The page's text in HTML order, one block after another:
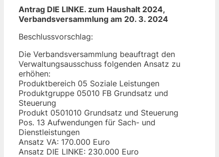
Antrag DIE LINKE. zum Haushalt 2024,
Verbandsversammlung am 20. 3. 2024
Beschlussvorschlag:
Die Verbandsversammlung beauftragt den
Verwaltungsausschuss folgenden Ansatz zu
erhöhen:
Produktbereich 05 Soziale Leistungen
Produktgruppe 05010 FB Grundsatz und
Steuerung
Produkt 0501010 Grundsatz und Steuerung
Pos. 13 Aufwendungen für Sach- und
Dienstleistungen
Ansatz VA: 170.000 Euro
Ansatz DIE LINKE: 230.000 Euro